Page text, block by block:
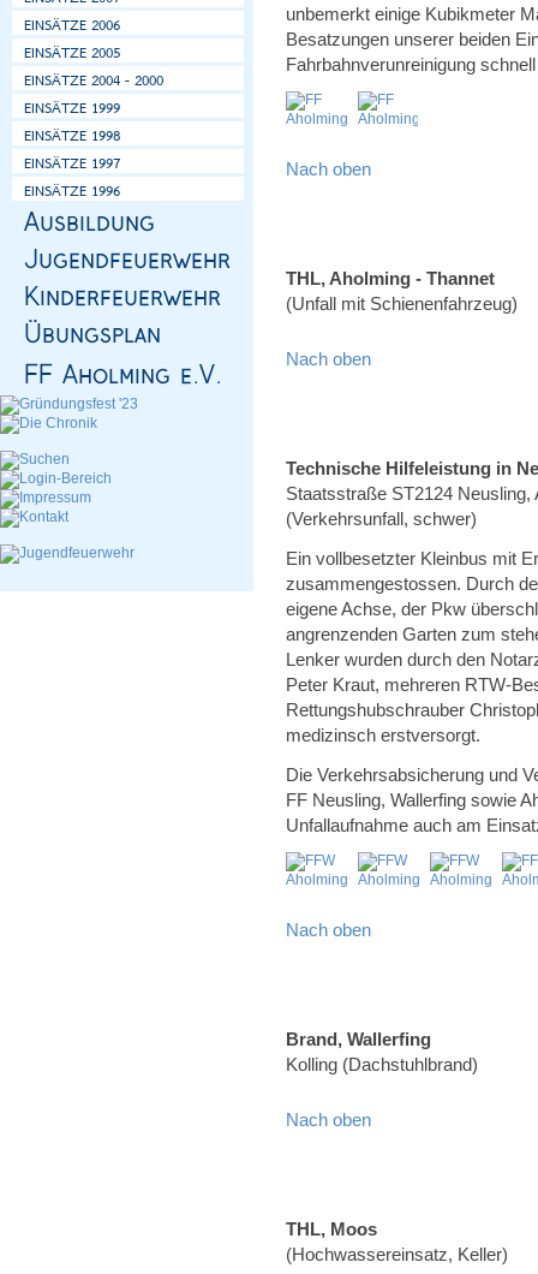
unbemerkt einige Kubikmeter
Besatzungen unserer beiden
Fahrbahnverunreinigung
Nach oben
THL, Aholming - Thannet
(Unfall mit Schienenfahrzeug)
Nach oben
Technische Hilfeleistung in
Staatsstraße ST2124
(Verkehrsunfall, schwer)
Ein vollbesetzter Kleinbus mit
zusammengestossen. Durch
eigene Achse, der Pkw
angrenzenden Garten zum
Lenker wurden durch den
Peter Kraut, mehreren RTW-
Rettungshubschrauber
medizinsch erstversorgt.
Die Verkehrsabsicherung und
FF Neusling, Wallerfing sowie
Unfallaufnahme auch am
Nach oben
Brand, Wallerfing
Kolling (Dachstuhlbrand)
Nach oben
THL, Moos
(Hochwassereinsatz, Keller)